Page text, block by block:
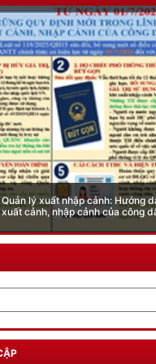
cảnh: Hướng dẫn những quy
của công dân việt nam từ